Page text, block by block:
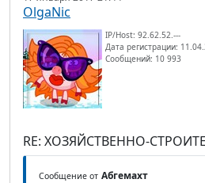
OlgaNic
IP/Host: 92.62.52.---
Дата регистрации:
Сообщений: 10 993
RE: ХОЗЯЙСТВЕННО-
Сообщение от Абгемахт